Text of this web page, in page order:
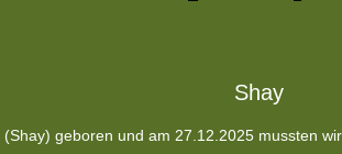
Shay
geboren und am 27.12.2025 mussten